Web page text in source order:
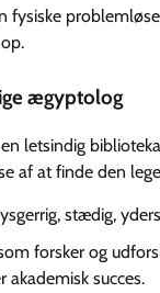
fysiske
ægyptolog
en letsindig
af at finde den
stædig,
forsker og
akademisk succes.